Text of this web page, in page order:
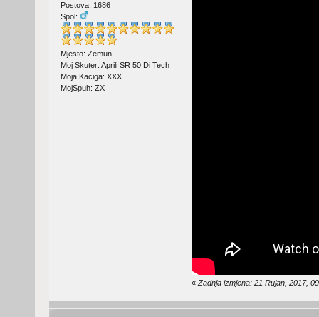
Postova: 1686
Spol:
Mjesto: Zemun
Moj Skuter: Aprili SR 50 Di Tech
Moja Kaciga: XXX
MojSpuh: ZX
« Zadnja izmjena: 21 Rujan, 2017,